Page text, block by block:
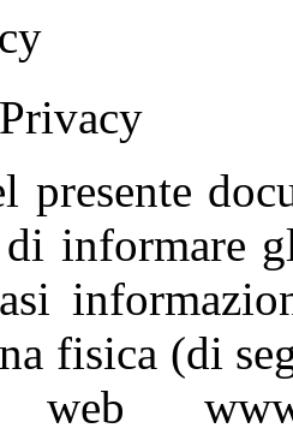
presente
informare
fisica (di